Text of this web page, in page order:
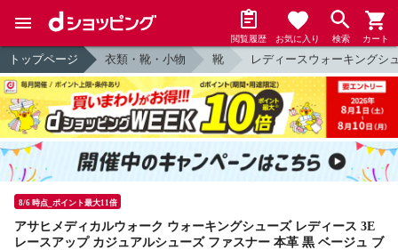
閲覧履歴 お気に入り 検索 カート
トップページ 衣類・靴・小物 靴 レディースウォーキングシ
8/6 時点_ポイント最大11倍
アサヒメディカルウォーク ウォーキングシューズ レディース 3E
レースアップ カジュアルシューズ ファスナー 本革 黒 ベージュ ブ